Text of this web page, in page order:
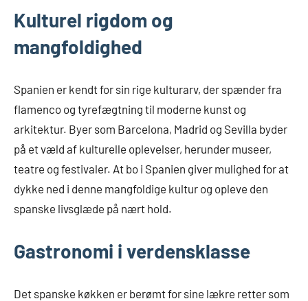
Kulturel rigdom og
mangfoldighed
Spanien er kendt for sin rige kulturarv, der spænder fra
flamenco og tyrefægtning til moderne kunst og
arkitektur. Byer som Barcelona, Madrid og Sevilla byder
på et væld af kulturelle oplevelser, herunder museer,
teatre og festivaler. At bo i Spanien giver mulighed for at
dykke ned i denne mangfoldige kultur og opleve den
spanske livsglæde på nært hold.
Gastronomi i verdensklasse
Det spanske køkken er berømt for sine lækre retter som